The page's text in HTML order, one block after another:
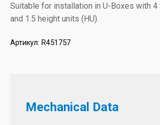
Suitable for installation in U-Boxes with 4
and 1.5 height units (HU).
Артикул: R451757
Mechanical Data